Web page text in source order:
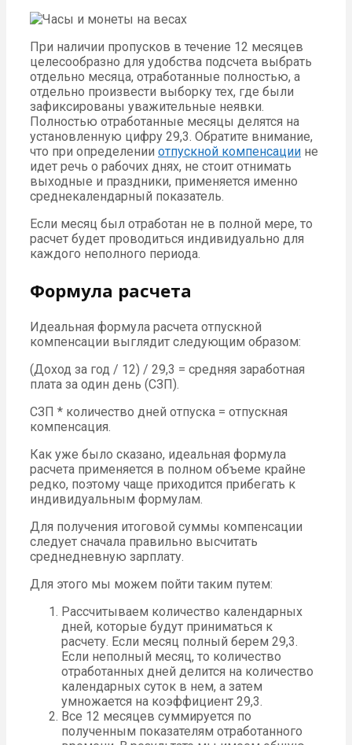
При наличии пропусков в течение 12 месяцев
целесообразно для удобства подсчета выбрать
отдельно месяца, отработанные полностью, а
отдельно произвести выборку тех, где были
зафиксированы уважительные неявки.
Полностью отработанные месяцы делятся на
установленную цифру 29,3. Обратите внимание,
что при определении отпускной компенсации не
идет речь о рабочих днях, не стоит отнимать
выходные и праздники, применяется именно
среднекалендарный показатель.
Если месяц был отработан не в полной мере, то
расчет будет проводиться индивидуально для
каждого неполного периода.
Формула расчета
Идеальная формула расчета отпускной
компенсации выглядит следующим образом:
(Доход за год / 12) / 29,3 = средняя заработная
плата за один день (СЗП).
СЗП * количество дней отпуска = отпускная
компенсация.
Как уже было сказано, идеальная формула
расчета применяется в полном объеме крайне
редко, поэтому чаще приходится прибегать к
индивидуальным формулам.
Для получения итоговой суммы компенсации
следует сначала правильно высчитать
среднедневную зарплату.
Для этого мы можем пойти таким путем:
Рассчитываем количество календарных
дней, которые будут приниматься к
расчету. Если месяц полный берем 29,3.
Если неполный месяц, то количество
отработанных дней делится на количество
календарных суток в нем, а затем
умножается на коэффициент 29,3.
Все 12 месяцев суммируется по
полученным показателям отработанного